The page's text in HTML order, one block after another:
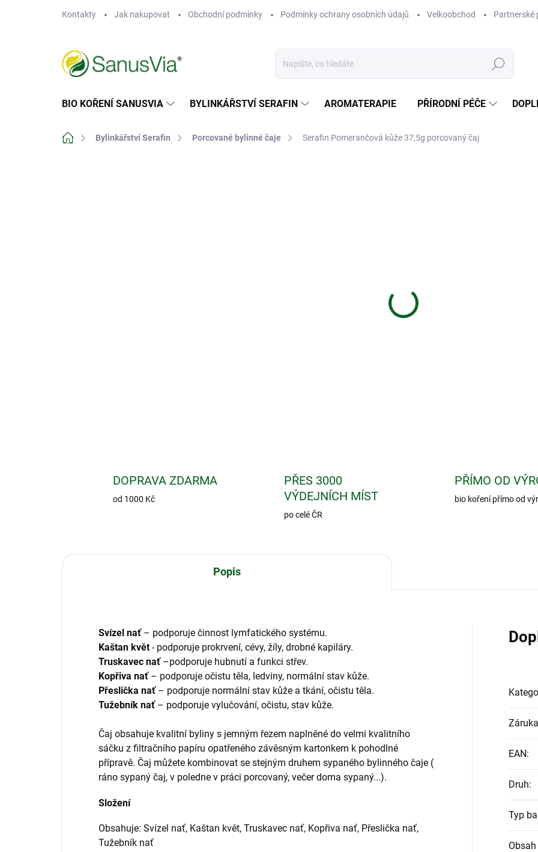
Kontakty Jak nakupovat Obchodní podmínky Podmínky ochrany osobních údajů Velkoobchod Partnerské
Hledat
BIO KOŘENÍ SANUSVIA BYLINKÁŘSTVÍ SERAFIN AROMATERAPIE PŘÍRODNÍ PÉČE
Domů Bylinkářství Serafin Porcované bylinné čaje Serafin Pomerančová kůže 37,5g porcovaný čaj
DOPRAVA ZDARMA
od 1000 Kč
PŘES 3000
VÝDEJNÍCH MÍST
po celé ČR
PŘÍMO OD
bio koření přímo od
Popis
Svízel nať– podporuje činnost lymfatického systému.
Kaštan květ- podporuje prokrvení, cévy, žíly, drobné kapiláry.
Truskavec nať–podporuje hubnutí a funkci střev.
Kopřiva nať– podporuje očistu těla, ledviny, normální stav kůže.
Přeslička nať– podporuje normální stav kůže a tkání, očistu těla.
Tužebník nať– podporuje vylučování, očistu, stav kůže.
Čaj obsahuje kvalitní byliny s jemným řezem naplněné do velmi kvalitního
sáčku z filtračního papíru opatřeného závěsným kartonkem k pohodlné
přípravě. Čaj můžete kombinovat se stejným druhem sypaného bylinného čaje (
ráno sypaný čaj, v poledne v práci porcovaný, večer doma sypaný...).
Složení
Obsahuje: Svízel nať, Kaštan květ, Truskavec nať, Kopřiva nať, Přeslička nať,
Tužebník nať
Záruka
EAN:
Druh:
Typ